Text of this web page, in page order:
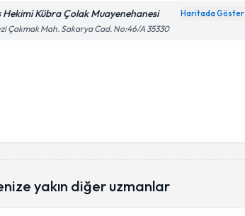
Hekimi Kübra Çolak Muayenehanesi Haritada Göster
Çakmak Mah. Sakarya Cad. No:46/A 35330
yakın diğer uzmanlar